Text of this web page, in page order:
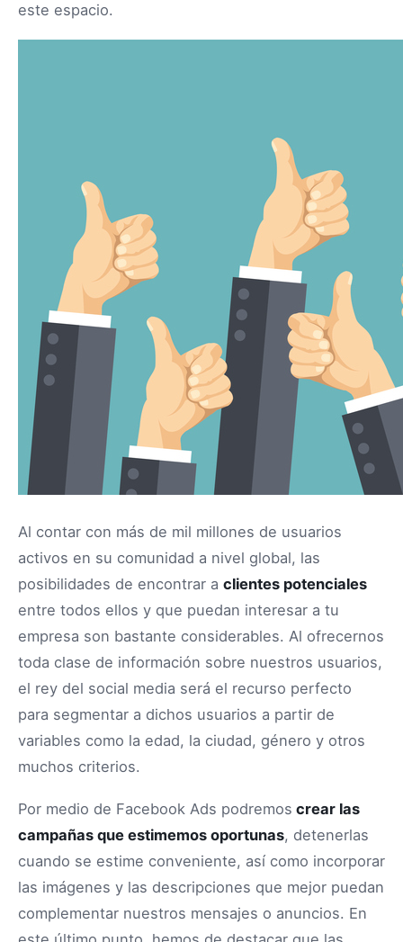
este espacio.
Al contar con más de mil millones de usuarios
activos en su comunidad a nivel global, las
posibilidades de encontrar a clientes potenciales
entre todos ellos y que puedan interesar a tu
empresa son bastante considerables. Al ofrecernos
toda clase de información sobre nuestros usuarios,
el rey del social media será el recurso perfecto
para segmentar a dichos usuarios a partir de
variables como la edad, la ciudad, género y otros
muchos criterios.
Por medio de Facebook Ads podremos crear las
campañas que estimemos oportunas, detenerlas
cuando se estime conveniente, así como incorporar
las imágenes y las descripciones que mejor puedan
complementar nuestros mensajes o anuncios. En